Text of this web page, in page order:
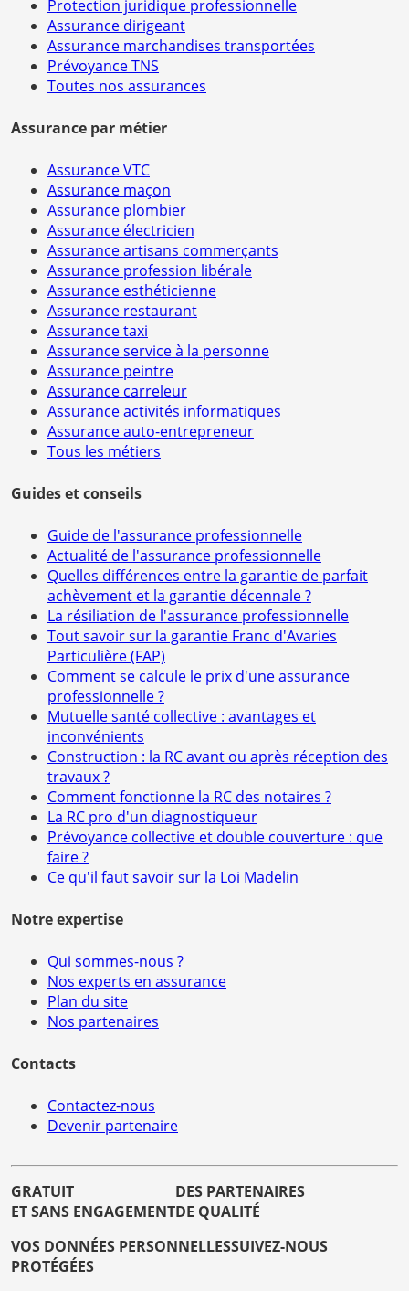
Protection juridique professionnelle
Assurance dirigeant
Assurance marchandises transportées
Prévoyance TNS
Toutes nos assurances
Assurance par métier
Assurance VTC
Assurance maçon
Assurance plombier
Assurance électricien
Assurance artisans commerçants
Assurance profession libérale
Assurance esthéticienne
Assurance restaurant
Assurance taxi
Assurance service à la personne
Assurance peintre
Assurance carreleur
Assurance activités informatiques
Assurance auto-entrepreneur
Tous les métiers
Guides et conseils
Guide de l'assurance professionnelle
Actualité de l'assurance professionnelle
Quelles différences entre la garantie de parfait
achèvement et la garantie décennale ?
La résiliation de l'assurance professionnelle
Tout savoir sur la garantie Franc d'Avaries
Particulière (FAP)
Comment se calcule le prix d'une assurance
professionnelle ?
Mutuelle santé collective : avantages et
inconvénients
Construction : la RC avant ou après réception des
travaux ?
Comment fonctionne la RC des notaires ?
La RC pro d'un diagnostiqueur
Prévoyance collective et double couverture : que
faire ?
Ce qu'il faut savoir sur la Loi Madelin
Notre expertise
Qui sommes-nous ?
Nos experts en assurance
Plan du site
Nos partenaires
Contacts
Contactez-nous
Devenir partenaire
GRATUIT
ET SANS ENGAGEMENT
DES PARTENAIRES
DE QUALITÉ
VOS DONNÉES PERSONNELLES
PROTÉGÉES
SUIVEZ-NOUS